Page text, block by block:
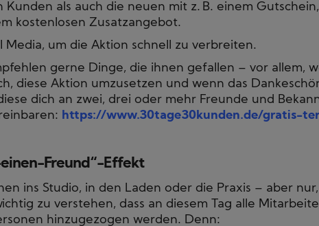
als auch die neuen mit z. B. einem Gutschein,
kostenlosen Zusatzangebot.
um die Aktion schnell zu verbreiten.
gerne Dinge, die ihnen gefallen – vor allem,
diese Aktion umzusetzen und wenn das
dich an zwei, drei oder mehr Freunde und
https://www.30tage30kunden.de/gratis-
Freund“-Effekt
ins Studio, in den Laden oder die Praxis – aber nur,
zu verstehen, dass an diesem Tag alle
hinzugezogen werden. Denn: